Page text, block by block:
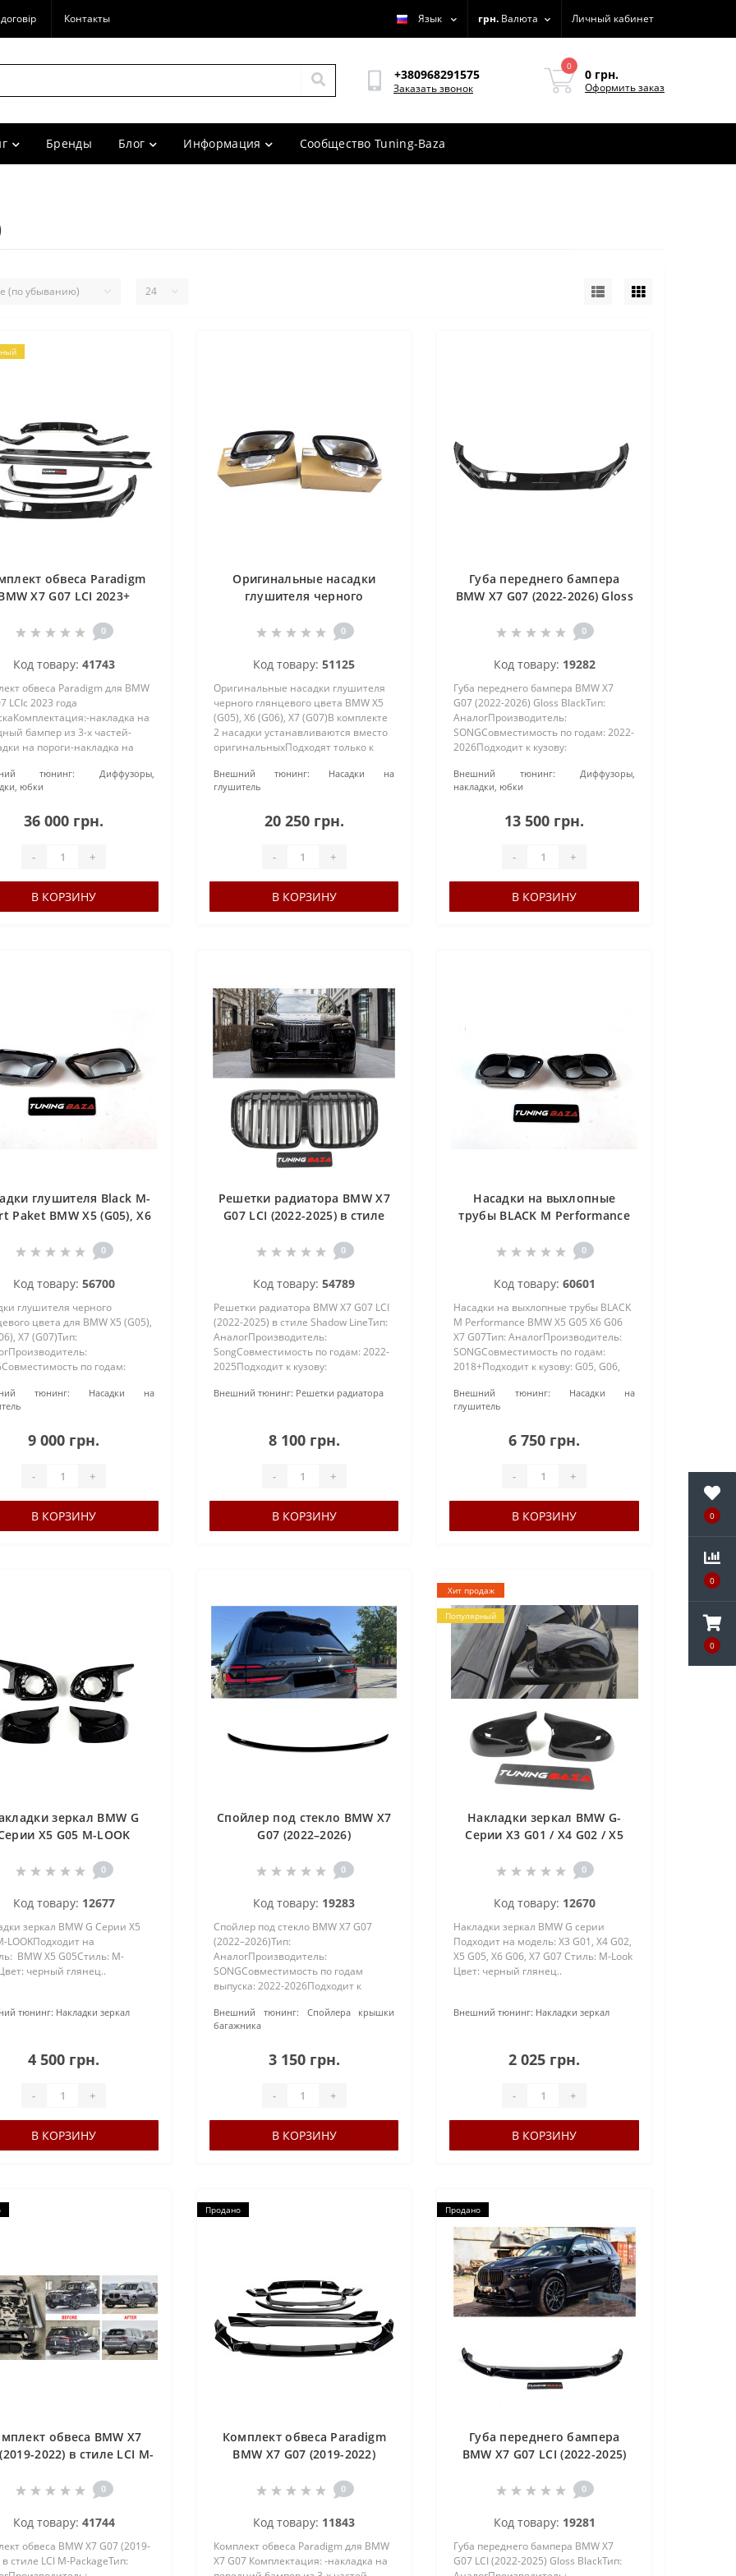
0
0
0
Контакты Язык грн. Валюта Личный кабинет
+380968291575
Заказать звонок
0
0 грн.
Оформить заказ
Бренды Блог Информация Сообщество Tuning-Baza
обвеса Paradigm
X7 G07 LCI 2023+
0
Код товару: 41743
обвеса Paradigm для BMW
LCIс 2023 года
накладка на
бампер из 3-х частей-
на пороги-накладка на
верхний-спойлер нижний-
для крепления-комплект
тюнинг:
Диффузоры,
юбки
36 000 грн.
- +
В КОРЗИНУ
Оригинальные насадки
глушителя черного
(G05), X6 (G06), X7 (G07)
0
Код товару:51125
Оригинальные насадки глушителя
черного глянцевого цвета BMW X5
(G05), X6 (G06), X7 (G07)В комплекте
2 насадки устанавливаются вместо
оригинальныхПодходят только к
BMW Номер детали: 51125A5C8F3,
51125A5C8F4Цена указа..
Внешний тюнинг:
Насадки на
глушитель
20 250 грн.
- +
В КОРЗИНУ
Губа переднего бампера
BMW X7 G07 (2022-2026) Gloss
0
Код товару: 19282
Губа переднего бампера BMW X7
G07 (2022-2026) Gloss BlackТип:
АналогПроизводитель:
SONGСовместимость по годам: 2022-
2026Подходит к кузову:
Не требует окраски (черный
глянец)Тип установки: В штатные
Внешний тюнинг:
Диффузоры,
накладки, юбки
13 500 грн.
- +
В КОРЗИНУ
глушителя Black M-
Paket BMW X5 (G05), X6
0
Код товару: 56700
глушителя черного
цвета для BMW X5 (G05),
X7 (G07)Тип:
по годам:
Нержавеющая
Не под покраску
тюнинг:
Насадки на
9 000 грн.
- +
В КОРЗИНУ
Решетки радиатора BMW X7
G07 LCI (2022-2025) в стиле
0
Код товару:54789
Решетки радиатора BMW X7 G07 LCI
(2022-2025) в стиле Shadow LineТип:
АналогПроизводитель:
SongСовместимость по годам: 2022-
2025Подходит к кузову:
требует покраски (черный
Внешний тюнинг: Решетки радиатора
8 100 грн.
- +
В КОРЗИНУ
Насадки на выхлопные
трубы BLACK M Performance
(G07).
0
Код товару: 60601
Насадки на выхлопные трубы BLACK
M Performance BMW X5 G05 X6 G06
X7 G07Тип: АналогПроизводитель:
SONGСовместимость по годам:
2018+Подходит к кузову: G05, G06,
стальПокраска: Не под покраску
(черный хром)Подходят только к
Внешний тюнинг:
Насадки на
глушитель
6 750 грн.
- +
В КОРЗИНУ
зеркал BMW G
X5 G05 M-LOOK
0
Код товару: 12677
зеркал BMW G Серии X5
LOOKПодходит на
BMW X5 G05Стиль: M-
черный глянец..
тюнинг: Накладки зеркал
4 500 грн.
- +
В КОРЗИНУ
Спойлер под стекло BMW X7
G07 (2022–2026)
0
Код товару: 19283
Спойлер под стекло BMW X7 G07
(2022–2026)Тип:
АналогПроизводитель:
SONGСовместимость по годам
выпуска: 2022-2026Подходит к
пластикОкраска: Не требует окраски
(чёрный глянец)Тип установки:
Внешний тюнинг:
Спойлера крышки
багажника
3 150 грн.
- +
В КОРЗИНУ
Хит продаж
Популярный
Накладки зеркал BMW G-
Серии X3 G01 / X4 G02 / X5
глянец) M-LOOK
0
Код товару: 12670
Накладки зеркал BMW G серии
Подходит на модель: X3 G01, X4 G02,
X5 G05, X6 G06, X7 G07 Стиль: M-Look
Цвет: черный глянец..
Внешний тюнинг: Накладки зеркал
2 025 грн.
- +
В КОРЗИНУ
обвеса BMW X7
2022) в стиле LCI M-
0
Код товару: 41744
обвеса BMW X7 G07 (2019-
стиле LCI M-PackageТип:
Продано
Комплект обвеса Paradigm
BMW X7 G07 (2019-2022)
0
Код товару: 11843
Комплект обвеса Paradigm для BMW
X7 G07 Комплектация: -накладка на
Продано
Губа переднего бампера
BMW X7 G07 LCI (2022-2025)
0
Код товару: 19281
Губа переднего бампера BMW X7
G07 LCI (2022-2025) Gloss BlackТип: